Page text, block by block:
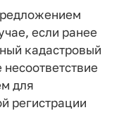
если ранее
кадастровый
для
регистрации